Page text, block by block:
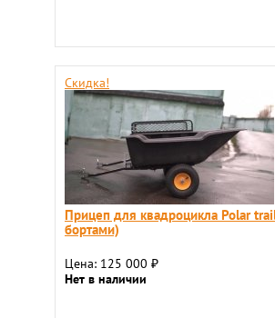
Скидка!
Прицеп для квадроцикла Polar
бортами)
Цена: 125 000 ₽
Нет в наличии